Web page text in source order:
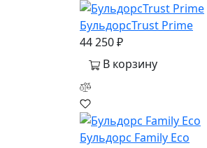
БульдорсTrust Prime
44 250 ₽
В корзину
Бульдорс Family Eco